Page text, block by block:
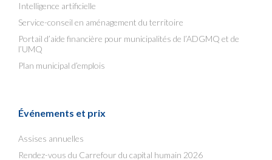
Intelligence artificielle
Service-conseil en aménagement du territoire
Portail d’aide financière pour municipalités de l’ADGMQ et de
l’UMQ
Plan municipal d’emplois
Événements et prix
Assises annuelles
Rendez-vous du Carrefour du capital humain 2026